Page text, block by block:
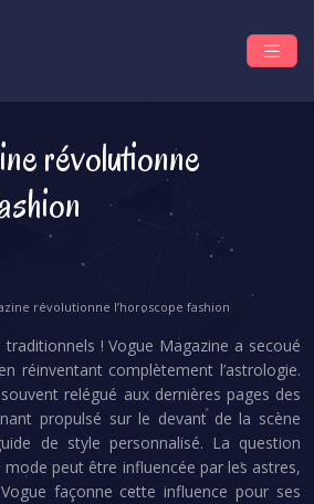
révolutionne
révolutionne l’horoscope fashion
! Vogue Magazine a secoué
réinventant complètement l’astrologie.
relégué aux dernières pages des
propulsé sur le devant de la scène
de style personnalisé. La question
mode peut être influencée par les astres,
façonne cette influence pour ses